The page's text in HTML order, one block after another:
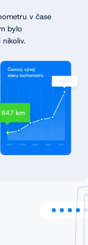
v čase
bylo
nikoliv.